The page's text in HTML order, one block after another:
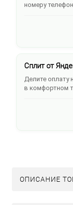
номеру
Сплит от
Делите оплату
в комфортном
ОПИСАНИЕ